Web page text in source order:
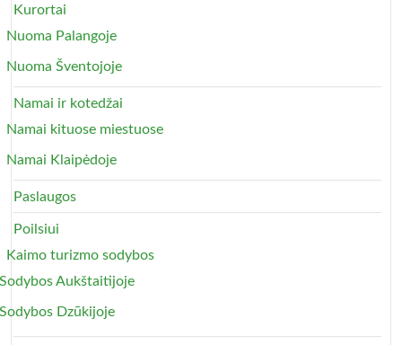
Kurortai
Nuoma Palangoje
Nuoma Šventojoje
Namai ir kotedžai
Namai kituose miestuose
Namai Klaipėdoje
Paslaugos
Poilsiui
Kaimo turizmo sodybos
Sodybos Aukštaitijoje
Sodybos Dzūkijoje